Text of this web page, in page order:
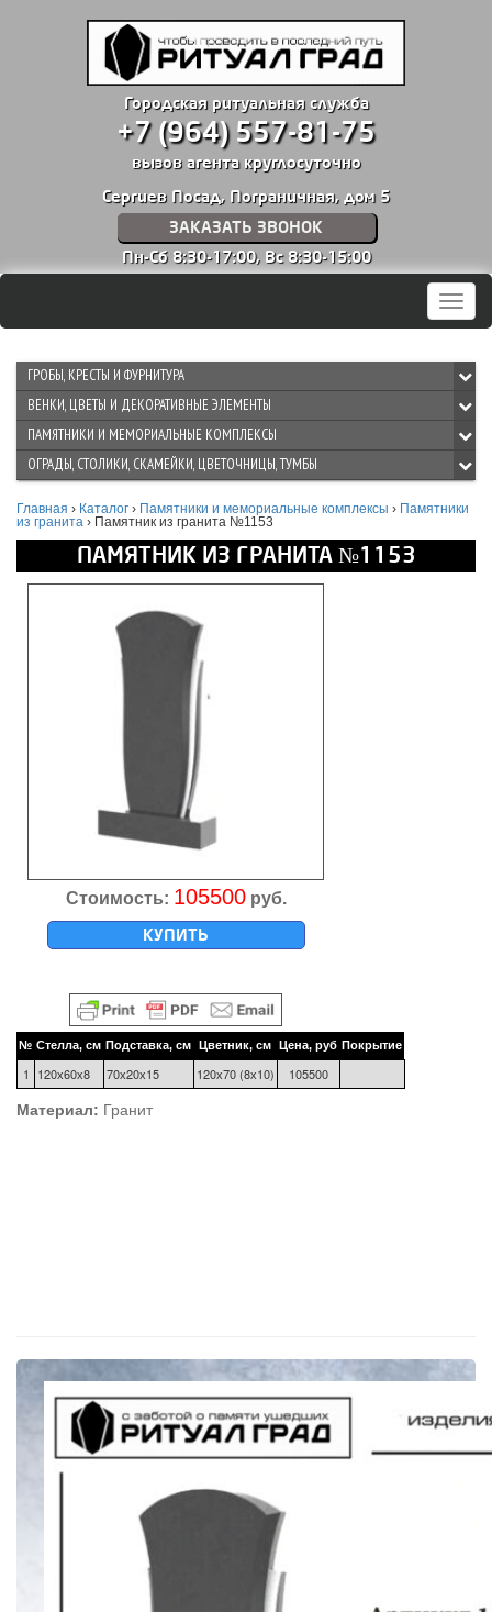
Городская ритуальная служба
+7 (964) 557-81-75
вызов агента круглосуточно
Сергиев Посад, Пограничная, дом 5
ЗАКАЗАТЬ ЗВОНОК
Пн-Сб 8:30-17:00, Вс 8:30-15:00
Меню
ГРОБЫ, КРЕСТЫ И ФУРНИТУРА
ВЕНКИ, ЦВЕТЫ И ДЕКОРАТИВНЫЕ ЭЛЕМЕНТЫ
ПАМЯТНИКИ И МЕМОРИАЛЬНЫЕ КОМПЛЕКСЫ
ОГРАДЫ, СТОЛИКИ, СКАМЕЙКИ, ЦВЕТОЧНИЦЫ, ТУМБЫ
Главная › Каталог › Памятники и мемориальные комплексы › Памятники
из гранита › Памятник из гранита №1153
ПАМЯТНИК ИЗ ГРАНИТА №1153
Стоимость: 105500руб.
КУПИТЬ
№ Стелла, см Подставка, см Цветник, см Цена, руб Покрытие
1 120х60х8 70х20х15 120х70 (8х10) 105500
Материал: Гранит